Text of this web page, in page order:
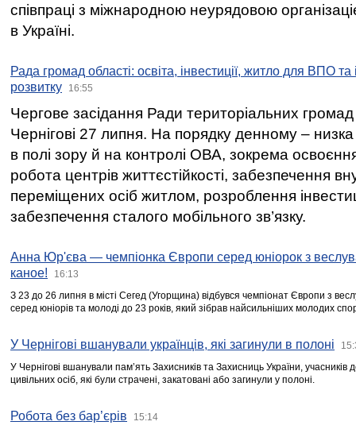
співпраці з міжнародною неурядовою
в Україні.
Рада громад області: освіта, інвестиції, житло для ВПО
розвитку
16:55
Чергове засідання Ради територіальних громад
Чернігові 27 липня. На порядку денному –
в полі зору й на контролі ОВА, зокрема освоєння
робота центрів життєстійкості, забезпечення
переміщених осіб житлом, розроблення
забезпечення сталого мобільного зв’язку.
Анна Юр'єва — чемпіонка Європи серед юніорок з
каное!
16:13
З 23 до 26 липня в місті Сегед (Угорщина) відбувся чемпіонат Європи з
серед юніорів та молоді до 23 років, який зібрав найсильніших молодих
У Чернігові вшанували українців, які загинули в полоні
У Чернігові вшанували пам’ять Захисників та Захисниць України,
цивільних осіб, які були страчені, закатовані або загинули у полоні.
Робота без бар’єрів 15:14